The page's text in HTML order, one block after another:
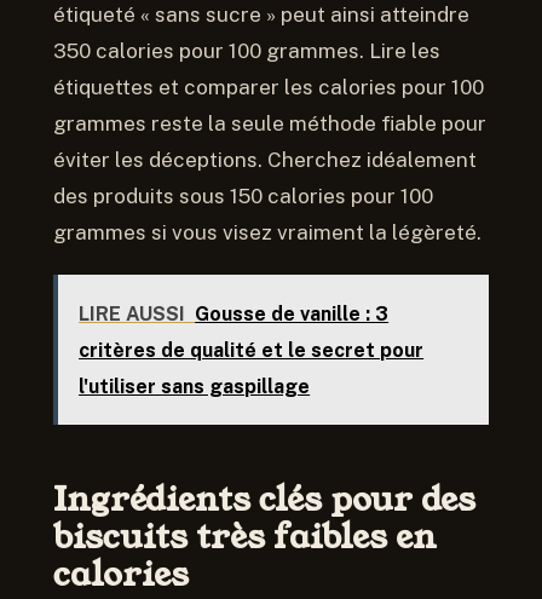
étiqueté « sans sucre » peut ainsi atteindre
350 calories pour 100 grammes. Lire les
étiquettes et comparer les calories pour 100
grammes reste la seule méthode fiable pour
éviter les déceptions. Cherchez idéalement
des produits sous 150 calories pour 100
grammes si vous visez vraiment la légèreté.
LIRE AUSSI
Gousse de vanille : 3
critères de qualité et le secret pour
l'utiliser sans gaspillage
Ingrédients clés pour des
biscuits très faibles en
calories